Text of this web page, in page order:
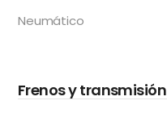
Neumático
Frenos y transmisión